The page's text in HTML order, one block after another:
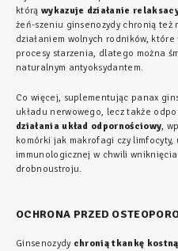
którą wykazuje działanie
żeń-szeniu ginsenozydy chronią też
działaniem wolnych rodników, które
procesy starzenia, dlatego można
naturalnym antyoksydantem.
Co więcej, suplementując panax
układu nerwowego, lecz także
działania układ odpornościowy,
komórki jak makrofagi czy
immunologicznej w chwili
drobnoustroju.
OCHRONA PRZED
Ginsenozydy chronią tkankę